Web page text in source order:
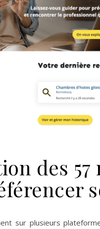
des
sur plusieurs